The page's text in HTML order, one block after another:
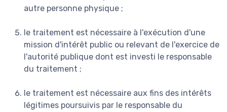
autre personne physique ;
le traitement est nécessaire à l'exécution d'une
mission d'intérêt public ou relevant de l'exercice de
l'autorité publique dont est investi le responsable
du traitement ;
le traitement est nécessaire aux fins des intérêts
légitimes poursuivis par le responsable du